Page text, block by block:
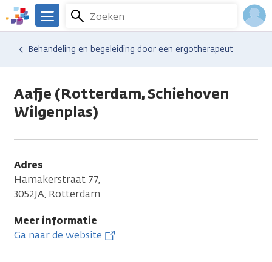
Overslaan
en
naar
We
er
Kanker.nl
Zoeken
Menu
Hulp en ondersteuning
Vind hulp bij kanker
Dagelijks leven
Zorg thuis
Behandeling en begeleiding door een ergotherapeut
Aafje (Rotterdam, Schiehoven
Wilgenplas)
Adres
Hamakerstraat 77,
3052JA, Rotterdam
Meer informatie
Ga naar de website